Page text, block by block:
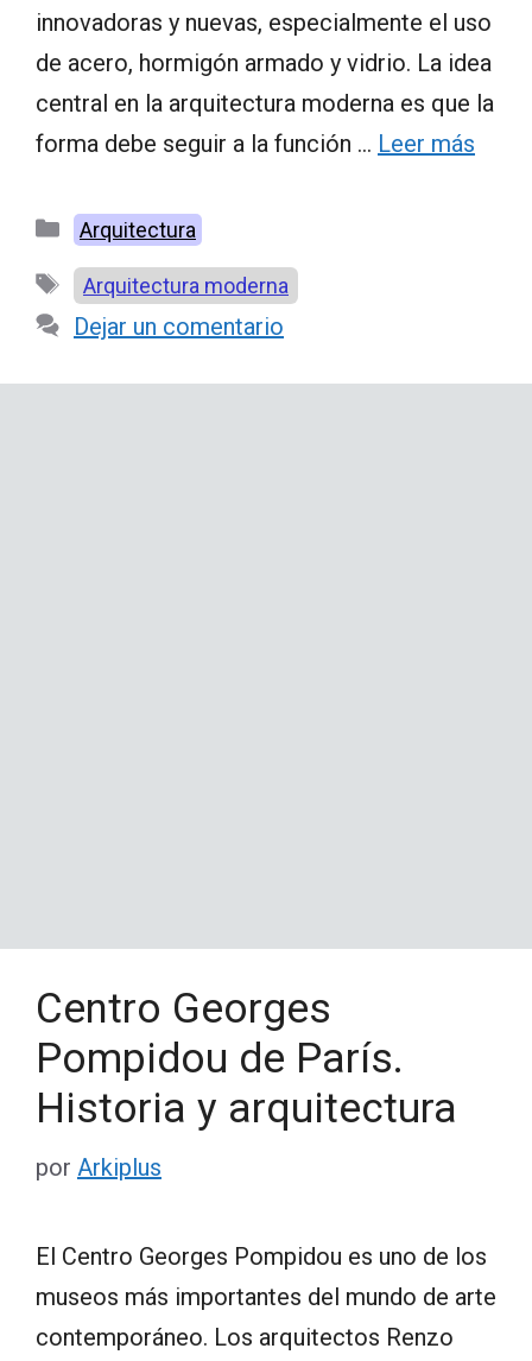
innovadoras y nuevas, especialmente el uso
de acero, hormigón armado y vidrio. La idea
central en la arquitectura moderna es que la
forma debe seguir a la función … Leer más
Categorías
Arquitectura
Etiquetas
Arquitectura moderna
Dejar un comentario
Centro Georges
Pompidou de París.
Historia y arquitectura
por Arkiplus
El Centro Georges Pompidou es uno de los
museos más importantes del mundo de arte
contemporáneo. Los arquitectos Renzo